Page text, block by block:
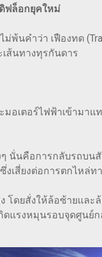
ดิฟล็อกยุคใหม่
นคำว่า เฟืองทด
ส้นทางทุรกันดาร
มอเตอร์ไฟฟ้าเข้ามา
นคือการกลับรถบนสั
เสี่ยงต่อการตกไหล่ท
โดยสั่งให้ล้อซ้ายและ
แรงหมุนรอบจุดศูนย์ก